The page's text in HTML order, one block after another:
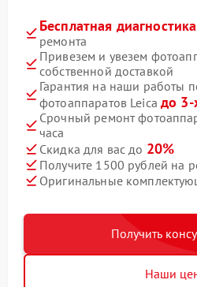
Бесплатная диагностика
ремонта
Привезем и увезем
собственной доставкой
Гарантия на наши работы
фотоаппаратов Leicaдо 3-
Срочный ремонт
часа
Скидка для вас до 20%
Получите 1500 рублей на
Оригинальные
Получить
Наши